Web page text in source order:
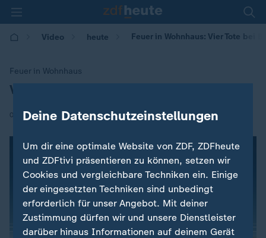
Video heute Feuer in Wohnhaus: Vier Tote bei
Feuer in Wohnhaus
:
Vier Tote bei Brand in Saarbrücken
03.12.2017 | 17:00
Deine Datenschutzeinstellungen
Um dir eine optimale Website von ZDF, ZDFheute
und ZDFtivi präsentieren zu können, setzen wir
Cookies und vergleichbare Techniken ein. Einige
der eingesetzten Techniken sind unbedingt
erforderlich für unser Angebot. Mit deiner
Zustimmung dürfen wir und unsere Dienstleister
darüber hinaus Informationen auf deinem Gerät